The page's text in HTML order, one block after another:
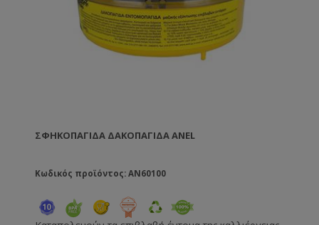
ΣΦΗΚΟΠΑΓΊΔΑ ΔΑΚΟΠΑΓΊΔΑ ANEL
Κωδικός προϊόντος: AN60100